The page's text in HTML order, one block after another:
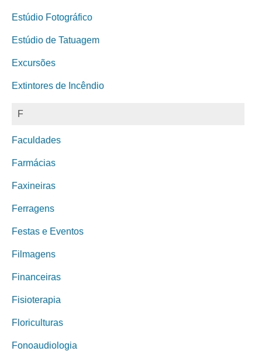
Estúdio Fotográfico
Estúdio de Tatuagem
Excursões
Extintores de Incêndio
F
Faculdades
Farmácias
Faxineiras
Ferragens
Festas e Eventos
Filmagens
Financeiras
Fisioterapia
Floriculturas
Fonoaudiologia